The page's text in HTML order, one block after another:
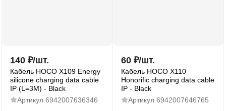
140 ₽/шт.
Кабель HOCO X109 Energy
silicone charging data cable
IP (L=3M) - Black
Артикул 6942007636346
60 ₽/шт.
Кабель HOCO X110
Honorific charging data cable
IP - Black
Артикул 6942007646765